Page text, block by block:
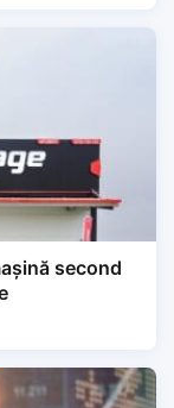
second